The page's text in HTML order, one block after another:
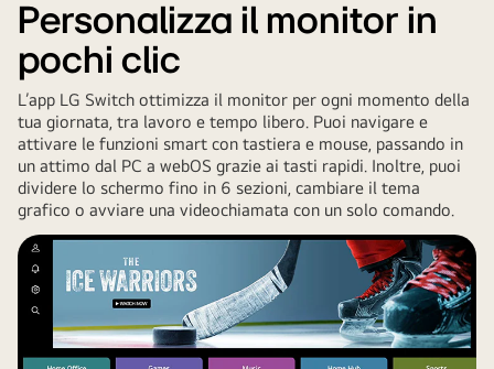
Smart
Monitor
Swing
via
USB-
charging
through
USB-
Personalizza il monitor in
pochi clic
L’app LG Switch ottimizza il monitor per ogni momento della
tua giornata, tra lavoro e tempo libero. Puoi navigare e
attivare le funzioni smart con tastiera e mouse, passando in
un attimo dal PC a webOS grazie ai tasti rapidi. Inoltre, puoi
dividere lo schermo fino in 6 sezioni, cambiare il tema
grafico o avviare una videochiamata con un solo comando.